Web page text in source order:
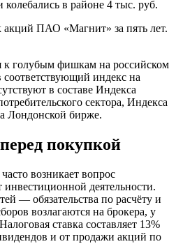
колебались в районе 4 тыс. руб.
к голубым фишкам на российском
индекс на
в составе Индекса
сектора, Индекса
Лондонской бирже.
покупкой
возникает вопрос
деятельности.
— обязательства по расчёту и
возлагаются на брокера, у
ставка составляет 13%
и от продажи акций по